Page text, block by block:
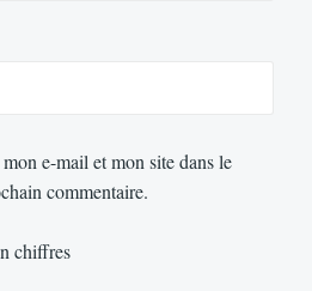
e-mail et mon site dans le
commentaire.
chiffres